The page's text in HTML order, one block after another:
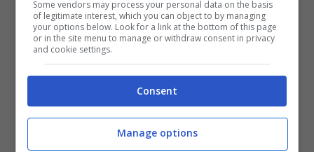
Giancarlo.
Ma in “SuperSex” annoveriamo anche la
presenza di un altro attore, ammirato
famosa fiction della Rai “Mare Fuori”. La
parte ricoperta non è di primo piano ma ha
Some vendors may process your personal data on the basis
of legitimate interest, which you can object to by managing
your options below. Look for a link at the bottom of this page
or in the site menu to manage or withdraw consent in privacy
and cookie settings.
Consent
Manage options